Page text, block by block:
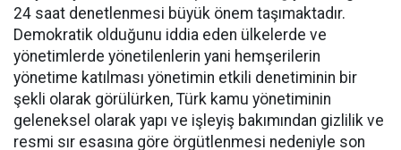
24 saat denetlenmesi büyük önem taşımaktadır.
Demokratik olduğunu iddia eden ülkelerde ve
yönetimlerde yönetilenlerin yani hemşerilerin
yönetime katılması yönetimin etkili denetiminin bir
şekli olarak görülürken, Türk kamu yönetiminin
geleneksel olarak yapı ve işleyiş bakımından gizlilik ve
resmi sır esasına göre örgütlenmesi nedeniyle son